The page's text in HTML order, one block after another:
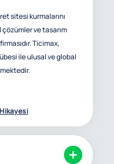
sitesi kurmalarını
ve tasarım
Ticimax,
ile ulusal ve global